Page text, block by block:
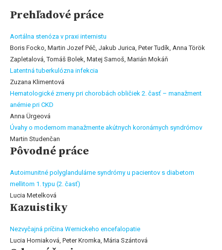
Prehľadové práce
Aortálna stenóza v praxi internistu
Boris Focko, Martin Jozef Péč, Jakub Jurica, Peter Tudík, Anna Török
Zapletalová, Tomáš Bolek, Matej Samoš, Marián Mokáň
Latentná tuberkulózna infekcia
Zuzana Klimentová
Hematologické zmeny pri chorobách obličiek 2. časť – manažment
anémie pri CKD
Anna Ürgeová
Úvahy o modernom manažmente akútnych koronárnych syndrómov
Martin Studenčan
Pôvodné práce
Autoimunitné polyglandulárne syndrómy u pacientov s diabetom
mellitom 1. typu (2. časť)
Lucia Metelková
Kazuistiky
Nezvyčajná príčina Wernickeho encefalopatie
Lucia Horniaková, Peter Kromka, Mária Szántová